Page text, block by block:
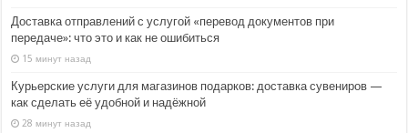
Доставка отправлений с услугой «перевод документов при
передаче»: что это и как не ошибиться
15 минут назад
Курьерские услуги для магазинов подарков: доставка сувениров —
как сделать её удобной и надёжной
28 минут назад